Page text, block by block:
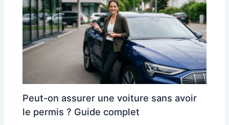
Peut-on assurer une voiture sans avoir
le permis ? Guide complet